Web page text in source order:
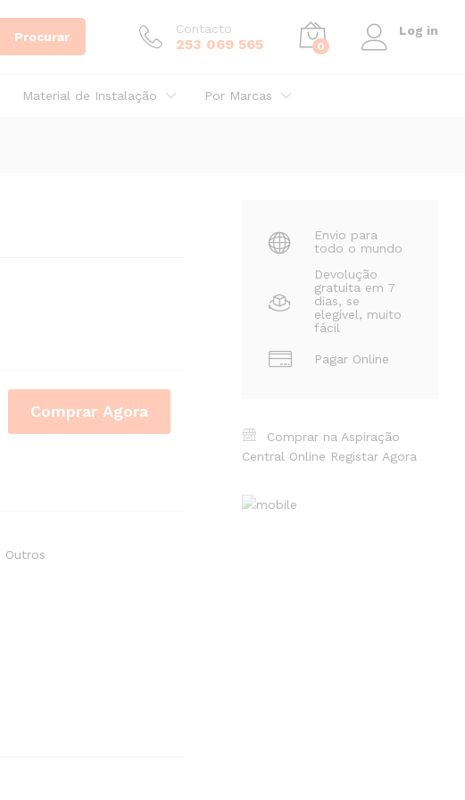
Procurar
Contacto
253 069 565 0
Log in
Material de Instalação Por Marcas
Comprar Agora
Outros
Envio para
todo o mundo
Devolução
gratuita em 7
dias, se
elegível, muito
fácil
Pagar Online
Comprar na Aspiração
Central Online Registar Agora